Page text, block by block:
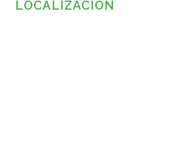
LOCALIZACIÓN